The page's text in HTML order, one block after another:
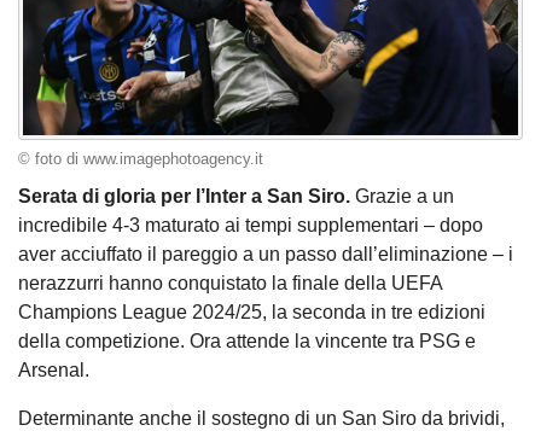
© foto di www.imagephotoagency.it
Serata di gloria per l’Inter a San Siro. Grazie a un
incredibile 4-3 maturato ai tempi supplementari – dopo
aver acciuffato il pareggio a un passo dall’eliminazione – i
nerazzurri hanno conquistato la finale della UEFA
Champions League 2024/25, la seconda in tre edizioni
della competizione. Ora attende la vincente tra PSG e
Arsenal.
Determinante anche il sostegno di un San Siro da brividi,